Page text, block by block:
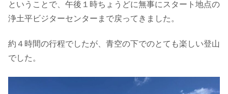
ということで、午後１時ちょうどに無事にスタート地点の
浄土平ビジターセンターまで戻ってきました。
約４時間の行程でしたが、青空の下でのとても楽しい登山
でした。